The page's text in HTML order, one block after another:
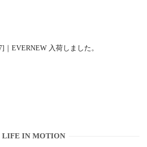
｜EVERNEW 入荷しました。
LIFE IN MOTION